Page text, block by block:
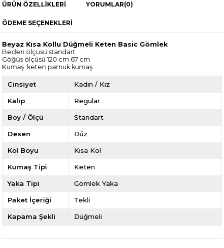
ÜRÜN ÖZELLIKLERI YORUMLAR(0)
ÖDEME SEÇENEKLERI
Beyaz Kısa Kollu Düğmeli Keten Basic Gömlek
Beden ölçüsü:standart
Göğüs ölçüsü 120 cm 67 cm
Kumaş :keten pamuk kumaş
Cinsiyet Kadın / Kız
Kalıp Regular
Boy / Ölçü Standart
Desen Düz
Kol Boyu Kısa Kol
Kumaş Tipi Keten
Yaka Tipi Gömlek Yaka
Paket İçeriği Tekli
Kapama Şekli Düğmeli